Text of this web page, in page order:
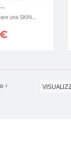
una SKIN...